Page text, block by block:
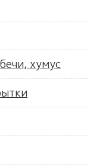
хумус